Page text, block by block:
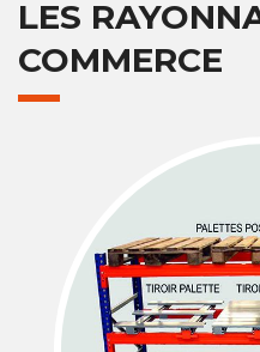
LES
COMMERCE